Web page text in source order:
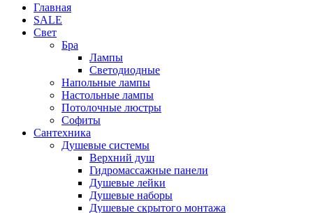
Главная
SALE
Свет
Бра
Лампы
Светодиодные
Напольные лампы
Настольные лампы
Потолочные люстры
Софиты
Сантехника
Душевые системы
Верхний душ
Гидромассажные панели
Душевые лейки
Душевые наборы
Душевые скрытого монтажа